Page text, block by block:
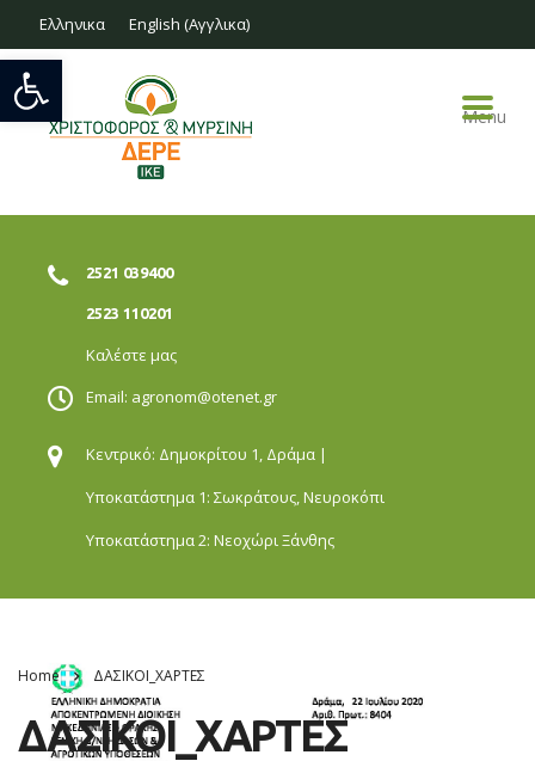
Ανοίξτε τη γραμμή εργαλείων
Ελληνικα English (Αγγλικα)
Menu
2521 039400
2523 110201
Καλέστε μας
Email: agronom@otenet.gr
Κεντρικό: Δημοκρίτου 1, Δράμα |
Υποκατάστημα 1: Σωκράτους,Νευροκόπι
Υποκατάστημα 2: ΝεοχώριΞάνθης
Home ΔΑΣΙΚΟΙ_ΧΑΡΤΕΣ
ΔΑΣΙΚΟΙ_ΧΑΡΤΕΣ